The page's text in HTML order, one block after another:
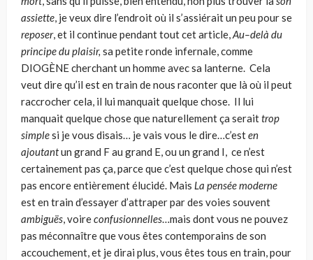
assiet­te, je veux dire l’endroit où il s’assiérait un peu pour se
reposer, et il continue pendant tout cet article,Au–delà du
principe du plaisir, sa petite ronde inferna­le, comme
DIOGÈNE cherchant un homme avec sa lanterne. Cela
veut dire qu’il est en train de nous raconter que là où il peut
raccrocher cela, il lui manquait quelque chose. Il lui
manquait quelque chose que naturellement ça seraittrop
simplesi je vous disais… je vais vous le dire…c’esten
ajoutantun grand F au grand E, ou un grand I, ce n’est
certainement pas ça, parce que c’est quelque chose qui n’est
pas encore entièrement élucidé. Mais La pensée moderne
est en train d’essayer d’attraper par des voies sou­vent
ambiguës, voireconfusionnelles…mais dont vous ne pouvez
pas mécon­naître que vous êtes contemporains de son
accouchement, et je dirai plus, vous êtes tous en train, pour